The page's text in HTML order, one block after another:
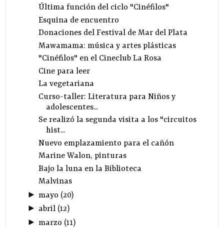
Última función del ciclo "Cinéfilos"
Esquina de encuentro
Donaciones del Festival de Mar del Plata
Mawamama: música y artes plásticas
"Cinéfilos" en el Cineclub La Rosa
Cine para leer
La vegetariana
Curso-taller: Literatura para Niños y
adolescentes...
Se realizó la segunda visita a los "circuitos
hist...
Nuevo emplazamiento para el cañón
Marine Walon, pinturas
Bajo la luna en la Biblioteca
Malvinas
► mayo (20)
► abril(12)
► marzo (11)